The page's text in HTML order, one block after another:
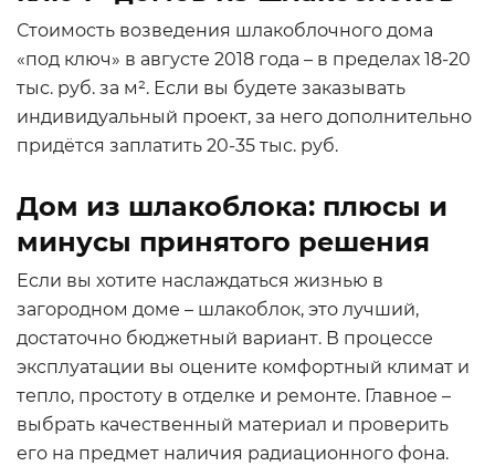
Стоимость возведения шлакоблочного дома
«под ключ» в августе 2018 года – в пределах 18-20
тыс. руб. за м². Если вы будете заказывать
индивидуальный проект, за него дополнительно
придётся заплатить 20-35 тыс. руб.
Дом из шлакоблока: плюсы и
минусы принятого решения
Если вы хотите наслаждаться жизнью в
загородном доме – шлакоблок, это лучший,
достаточно бюджетный вариант. В процессе
эксплуатации вы оцените комфортный климат и
тепло, простоту в отделке и ремонте. Главное –
выбрать качественный материал и проверить
его на предмет наличия радиационного фона.